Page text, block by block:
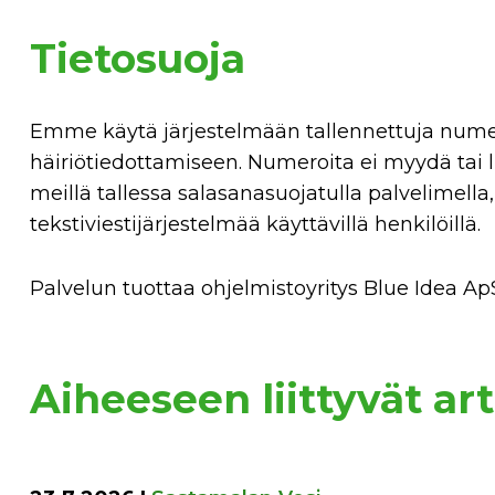
Tietosuoja
Emme käytä järjestelmään tallennettuja
häiriötiedottamiseen. Numeroita ei myydä tai
meillä tallessa salasanasuojatulla
tekstiviestijärjestelmää käyttävillä henkilöillä.
Palvelun tuottaa ohjelmistoyritys Blue Idea
Aiheeseen liittyvät